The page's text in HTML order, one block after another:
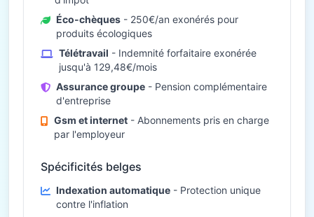
Éco-chèques - 250€/an exonérés pour
produits écologiques
Télétravail - Indemnité forfaitaire exonérée
jusqu'à 129,48€/mois
Assurance groupe - Pension complémentaire
d'entreprise
Gsm et internet - Abonnements pris en charge
par l'employeur
Spécificités belges
Indexation automatique - Protection unique
contre l'inflation